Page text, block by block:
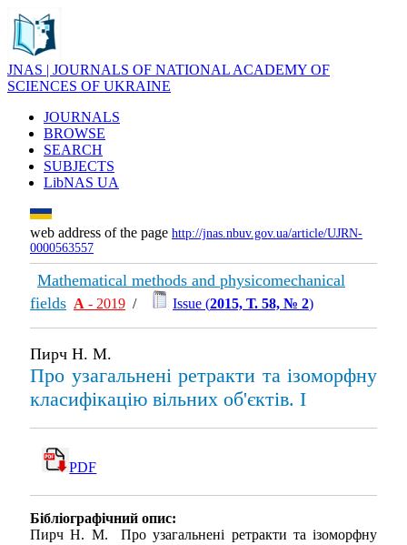
JNAS | JOURNALS OF NATIONAL ACADEMY OF
SCIENCES OF UKRAINE
JOURNALS
BROWSE
SEARCH
SUBJECTS
LibNAS UA
web address of the page http://jnas.nbuv.gov.ua/article/UJRN-
0000563557
Mathematical methods and physicomechanical
fields А - 2019 / Issue (2015, Т. 58, № 2)
Пирч Н. М.
Про узагальнені ретракти та ізоморфну
класифікацію вільних об'єктів. I
PDF
Бібліографічний опис:
Пирч Н. М. Про узагальнені ретракти та ізоморфну